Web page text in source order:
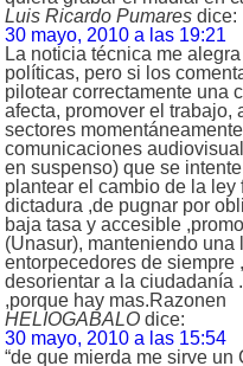
Luis Ricardo Pumares dice:
30 mayo, 2010 a las 19:21
La noticia técnica me
políticas, pero si los
pilotear correctamente una
afecta, promover el trabajo,
sectores
comunicaciones
en suspenso) que se
plantear el cambio de la
dictadura ,de pugnar por
baja tasa y accesible
(Unasur), manteniendo
entorpecedores de siempre
desorientar a la ciudadanía
,porque hay mas.Razonen
HELIOGABALO dice:
30 mayo, 2010 a las 15:54
“de que mierda me sirve un